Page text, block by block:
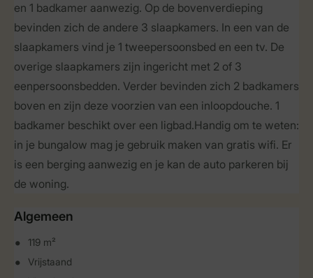
en 1 badkamer aanwezig. Op de bovenverdieping
bevinden zich de andere 3 slaapkamers. In een van de
slaapkamers vind je 1 tweepersoonsbed en een tv. De
overige slaapkamers zijn ingericht met 2 of 3
eenpersoonsbedden. Verder bevinden zich 2 badkamers
boven en zijn deze voorzien van een inloopdouche. 1
badkamer beschikt over een ligbad.Handig om te weten:
in je bungalow mag je gebruik maken van gratis wifi. Er
is een berging aanwezig en je kan de auto parkeren bij
de woning.
Algemeen
119 m²
Vrijstaand